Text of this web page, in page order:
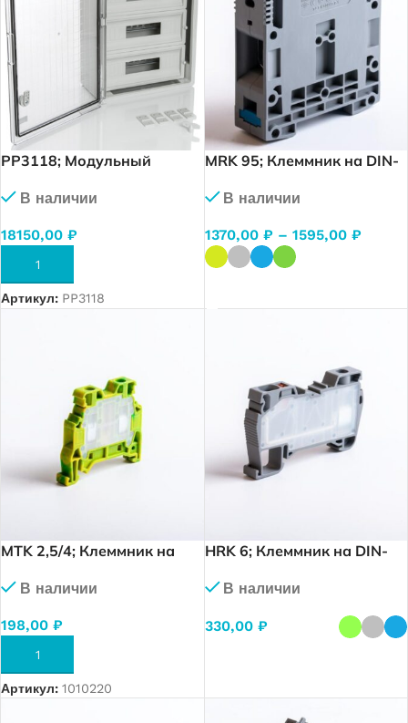
PP3118; Модульный
УХЛ1., 400х600х200 на 60
В наличии
18150,00 ₽
В КОРЗИНУ
Артикул: PP3118
MRK 95; Клеммник на DIN-
В наличии
1370,00 ₽ – 1595,00 ₽
MTK 2,5/4; Клеммник на
(земля) (1293)
В наличии
198,00 ₽
В КОРЗИНУ
Артикул: 1010220
HRK 6; Клеммник на DIN-
быстрозажимной (Push in)
В наличии
330,00 ₽